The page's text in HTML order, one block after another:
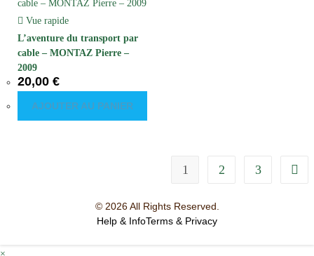
Vue rapide
L’aventure du transport par
cable – MONTAZ Pierre –
2009
20,00 €
AJOUTER AU PANIER
1 2 3
© 2026 All Rights Reserved.
Help & InfoTerms & Privacy
×